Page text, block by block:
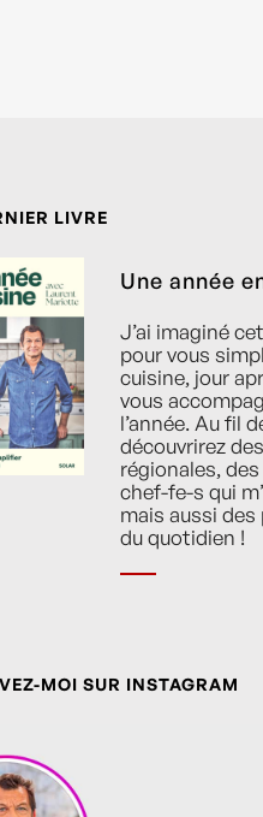
LIVRE
Une année
J’ai imaginé
pour vous
cuisine, jour
vous
l’année. Au fil
découvrirez
régionales,
chef-fe-s qui
mais aussi
du quotidien !
MOI SUR INSTAGRAM